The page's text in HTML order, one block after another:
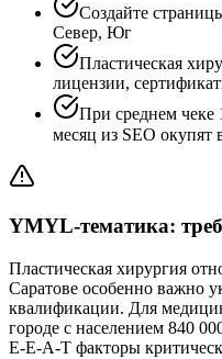
Создайте
Север, Юг
Пластическая
лицензии,
При среднем чеке
месяц из SEO окупят
YMYL-тематика:
Пластическая хирургия
Саратове особенно важно
квалификации. Для
городе с населением 840
E-E-A-T факторы